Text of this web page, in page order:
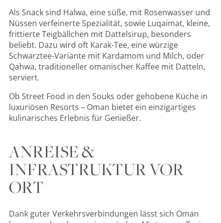
Als Snack sind Halwa, eine süße, mit Rosenwasser und
Nüssen verfeinerte Spezialität, sowie Luqaimat, kleine,
frittierte Teigbällchen mit Dattelsirup, besonders
beliebt. Dazu wird oft Karak-Tee, eine würzige
Schwarztee-Variante mit Kardamom und Milch, oder
Qahwa, traditioneller omanischer Kaffee mit Datteln,
serviert.
Ob Street Food in den Souks oder gehobene Küche in
luxuriösen Resorts – Oman bietet ein einzigartiges
kulinarisches Erlebnis für Genießer.
ANREISE &
INFRASTRUKTUR VOR
ORT
Dank guter Verkehrsverbindungen lässt sich Oman